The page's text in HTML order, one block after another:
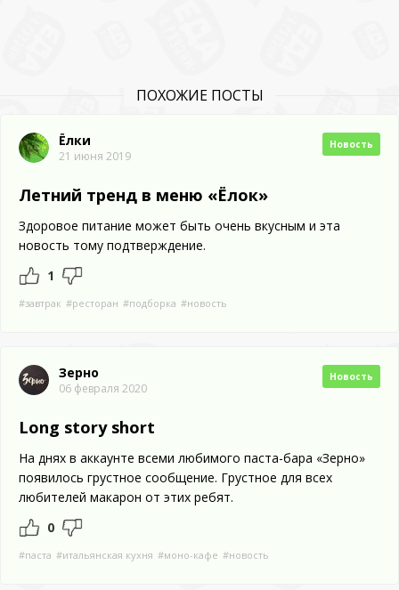
ПОХОЖИЕ ПОСТЫ
Ёлки
21 июня 2019
Новость
Летний тренд в меню «Ёлок»
Здоровое питание может быть очень вкусным и эта
новость тому подтверждение.
1
#завтрак #ресторан #подборка #новость
Зерно
06 февраля 2020
Новость
Long story short
На днях в аккаунте всеми любимого паста-бара «Зерно»
появилось грустное сообщение. Грустное для всех
любителей макарон от этих ребят.
0
#паста #итальянская кухня #моно-кафе #новость